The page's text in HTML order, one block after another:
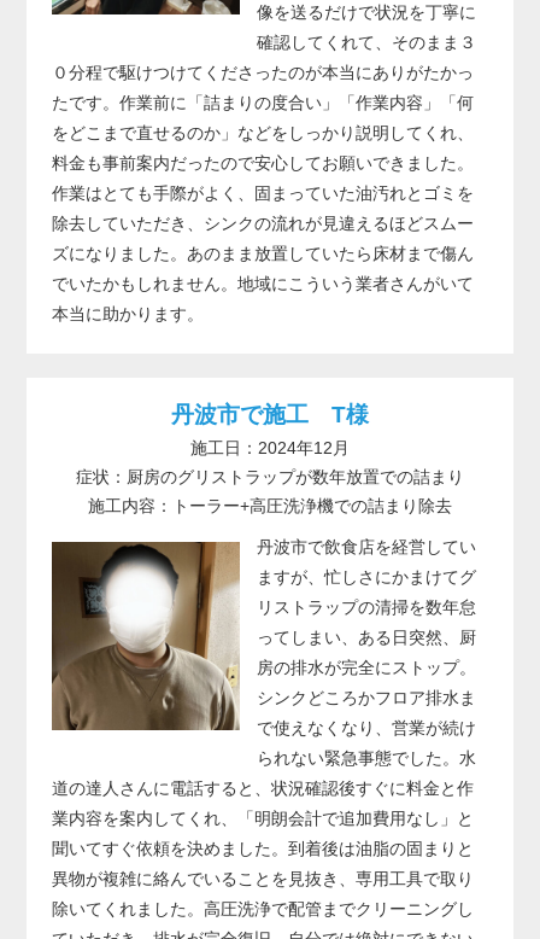
像を送るだけで状況を丁寧に
確認してくれて、そのまま３
０分程で駆けつけてくださったのが本当にありがたかっ
たです。作業前に「詰まりの度合い」「作業内容」「何
をどこまで直せるのか」などをしっかり説明してくれ、
料金も事前案内だったので安心してお願いできました。
作業はとても手際がよく、固まっていた油汚れとゴミを
除去していただき、シンクの流れが見違えるほどスムー
ズになりました。あのまま放置していたら床材まで傷ん
でいたかもしれません。地域にこういう業者さんがいて
本当に助かります。
丹波市で施工 T様
施工日：2024年12月
症状：厨房のグリストラップが数年放置での詰まり
施工内容：トーラー+高圧洗浄機での詰まり除去
丹波市で飲食店を経営してい
ますが、忙しさにかまけてグ
リストラップの清掃を数年怠
ってしまい、ある日突然、厨
房の排水が完全にストップ。
シンクどころかフロア排水ま
で使えなくなり、営業が続け
られない緊急事態でした。水
道の達人さんに電話すると、状況確認後すぐに料金と作
業内容を案内してくれ、「明朗会計で追加費用なし」と
聞いてすぐ依頼を決めました。到着後は油脂の固まりと
異物が複雑に絡んでいることを見抜き、専用工具で取り
除いてくれました。高圧洗浄で配管までクリーニングし